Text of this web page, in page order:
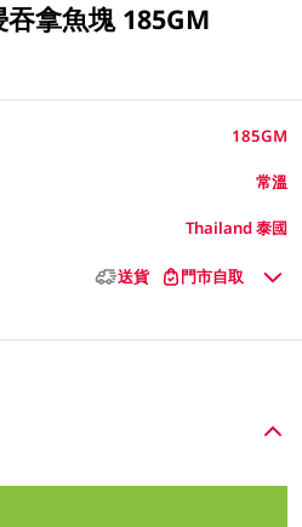
拿魚塊 185GM
185GM
常溫
Thailand 泰國
送貨 門市自取